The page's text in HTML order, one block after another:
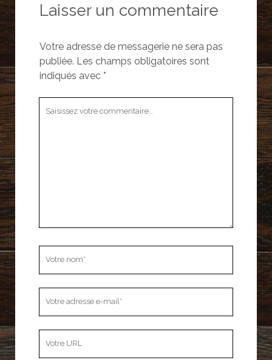
Laisser un commentaire
Votre adresse de messagerie ne sera pas
publiée. Les champs obligatoires sont
indiqués avec *
mail